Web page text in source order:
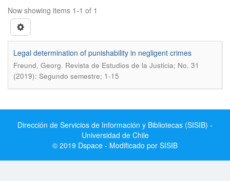
Now showing items 1-1 of 1
Legal determination of punishability in negligent crimes
Freund, Georg. Revista de Estudios de la Justicia; No. 31
(2019): Segundo semestre; 1-15
Dirección de Servicios de Información y Bibliotecas (SISIB) -
Universidad de Chile
© 2019 Dspace - Modificado por SISIB